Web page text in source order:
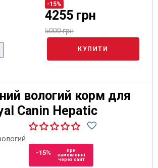
-15%
4255 грн
5000 грн
КУПИТИ
вологий корм для
Canin Hepatic
-15%
при
замовленні
через сайт